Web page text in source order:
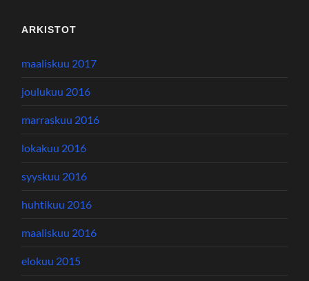
ARKISTOT
maaliskuu 2017
joulukuu 2016
marraskuu 2016
lokakuu 2016
syyskuu 2016
huhtikuu 2016
maaliskuu 2016
elokuu 2015